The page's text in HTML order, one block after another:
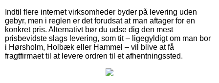
Indtil flere internet virksomheder byder på levering uden
gebyr, men i reglen er det forudsat at man aftager for en
konkret pris. Alternativt bør du udse dig den mest
prisbevidste slags levering, som tit – ligegyldigt om man bor
i Hørsholm, Holbæk eller Hammel – vil blive at få
fragtfirmaet til at levere ordren til et afhentningssted.